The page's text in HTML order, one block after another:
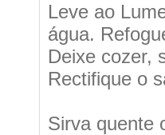
Leve ao
água.
Deixe cozer,
Rectifique o
Sirva quente